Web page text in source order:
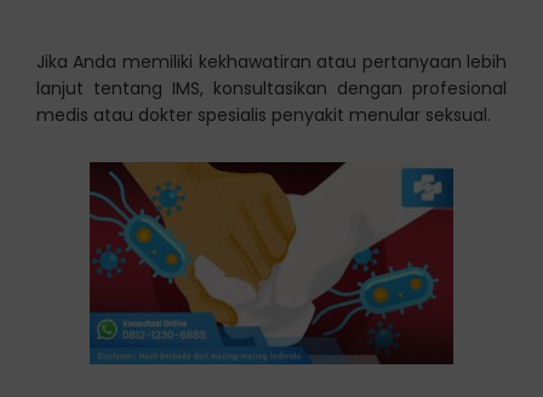
Jika Anda memiliki kekhawatiran atau pertanyaan lebih
lanjut tentang IMS, konsultasikan dengan profesional
medis atau dokter spesialis penyakit menular seksual.